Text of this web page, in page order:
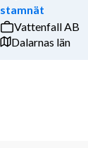
stamnät
Vattenfall AB
Dalarnas län